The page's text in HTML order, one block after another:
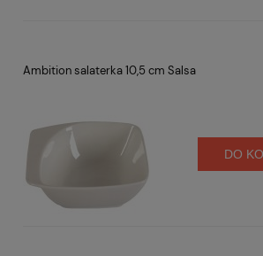
Ambition salaterka 10,5 cm Salsa
DO